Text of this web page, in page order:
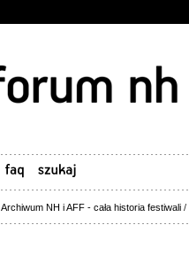
Archiwum NH i AFF - cała historia festiwali /